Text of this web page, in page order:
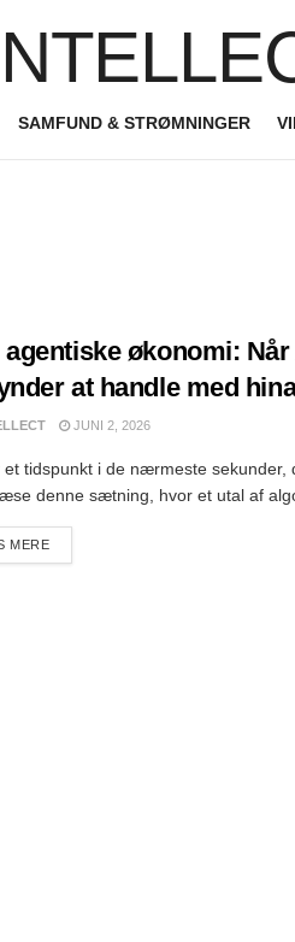
SAMFUND & STRØMNINGER
agentiske økonomi:
at handle med
JUNI 2, 2026
et tidspunkt i de nærmeste sekunder,
denne sætning, hvor et utal af
MEREDETAILS